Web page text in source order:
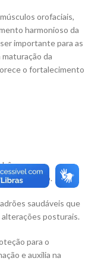
orofaciais,
harmonioso da
importante para as
da
o fortalecimento
mas a
de proteção.
saudáveis que
posturais.
para o
e auxilia na